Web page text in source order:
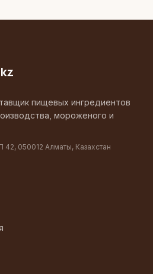
пищевых ингредиентов
мороженого и
050012 Алматы, Казахстан